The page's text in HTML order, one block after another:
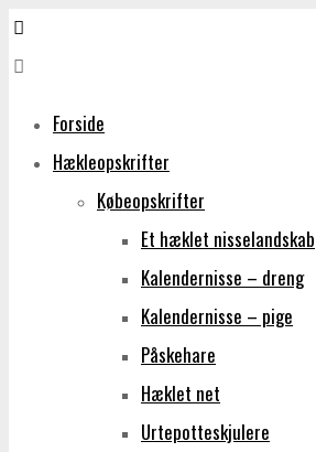
VIVI
LYKKEGAARD
Forside
Hækleopskrifter
Købeopskrifter
Et hæklet nisselandskab
Kalendernisse – dreng
Kalendernisse – pige
Påskehare
Hæklet net
Urtepotteskjulere